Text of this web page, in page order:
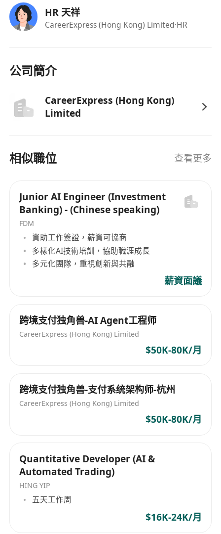
研、产品定位与竞品分析，规划对外SaaS或私有化
产品的形态。
o协同产品、销售、市场团队，定义MVP（最小可行
外销售提供技术支持。
【任职要求】
o本科及以上学历
o编码能力扎实： 熟悉Java/Go/Python中至少一种
支付/金融系统经验）。
（如LangChain, LlamaIndex），有实际AI Coding
工具开发或集成经验者优先。
2.业务理解与商业化思维：
o具备敏锐的洞察力，能够从繁杂的研发流程中抽象
出共性问题，并转化为AI可解决的场景。
o对技术产品化有热情，能从用户（开发者）视角出
发设计产品，并能理解市场需求，为最终对外商业
o具备极强的Owner意识，能独立推动项目从0到1
再到N的跨越，抗压能力强。
o优秀的跨部门沟通能力，能与业务线研发负责人、
HR 天祥
CareerExpress (Hong Kong) Limited·HR
公司簡介
CareerExpress (Hong Kong)
Limited
相似職位 查看更多
Junior AI Engineer (Investment
Banking) - (Chinese speaking)
FDM
資助工作簽證，薪資可協商
多樣化AI技術培訓，協助職涯成長
多元化團隊，重視創新與共融
薪資面議
跨境支付独角兽-AI Agent工程师
CareerExpress (Hong Kong) Limited
$50K-80K/月
跨境支付独角兽-支付系统架构师-杭州
CareerExpress (Hong Kong) Limited
$50K-80K/月
Quantitative Developer (AI &
Automated Trading)
HING YIP
五天工作周
$16K-24K/月